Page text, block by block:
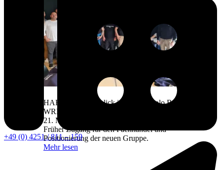
HARTJE gibt Einblick in Campagnolo Record 13
WRL
21. Mai 2026
Früher Zugang für den Fachhandel und
Positionierung der neuen Gruppe.
Mehr lesen
+49 (0) 4251 / 811 – 159